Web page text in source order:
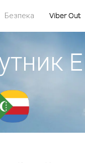
Безпека Viber Out